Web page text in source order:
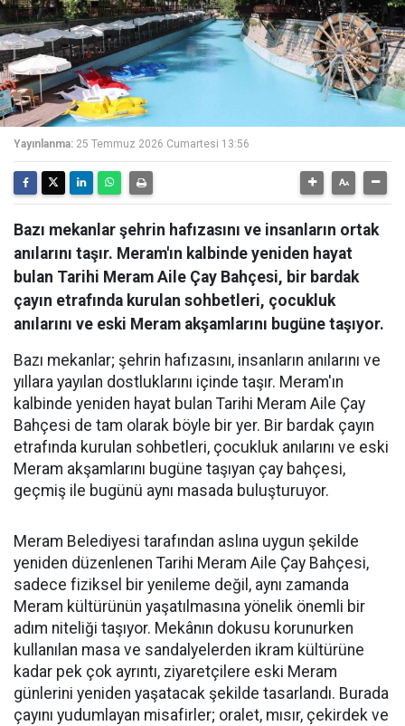
Yayınlanma: 25 Temmuz 2026 Cumartesi 13:56
Bazı mekanlar şehrin hafızasını ve insanların ortak
anılarını taşır. Meram'ın kalbinde yeniden hayat
bulan Tarihi Meram Aile Çay Bahçesi, bir bardak
çayın etrafında kurulan sohbetleri, çocukluk
anılarını ve eski Meram akşamlarını bugüne taşıyor.
Bazı mekanlar; şehrin hafızasını, insanların anılarını ve
yıllara yayılan dostluklarını içinde taşır. Meram'ın
kalbinde yeniden hayat bulan Tarihi Meram Aile Çay
Bahçesi de tam olarak böyle bir yer. Bir bardak çayın
etrafında kurulan sohbetleri, çocukluk anılarını ve eski
Meram akşamlarını bugüne taşıyan çay bahçesi,
geçmiş ile bugünü aynı masada buluşturuyor.
Meram Belediyesi tarafından aslına uygun şekilde
yeniden düzenlenen Tarihi Meram Aile Çay Bahçesi,
sadece fiziksel bir yenileme değil, aynı zamanda
Meram kültürünün yaşatılmasına yönelik önemli bir
adım niteliği taşıyor. Mekânın dokusu korunurken
kullanılan masa ve sandalyelerden ikram kültürüne
kadar pek çok ayrıntı, ziyaretçilere eski Meram
günlerini yeniden yaşatacak şekilde tasarlandı. Burada
çayını yudumlayan misafirler; oralet, mısır, çekirdek ve